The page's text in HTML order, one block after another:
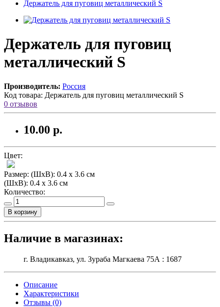
Держатель для пуговиц металлический S
Держатель для пуговиц
металлический S
Производитель: Россия
Код товара: Держатель для пуговиц металлический S
0 отзывов
10.00 р.
Цвет:
Размер: (ШхВ): 0.4 x 3.6 см
(ШхВ): 0.4 x 3.6 см
Количество:
В корзину
Наличие в магазинах:
г. Владикавказ, ул. Зураба Магкаева 75А : 1687
Описание
Характеристики
Отзывы (0)